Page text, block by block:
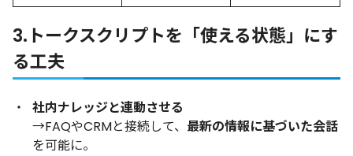
3.トークスクリプトを「使える状態」にす
る工夫
社内ナレッジと連動させる
→FAQやCRMと接続して、 最新の情報に基づいた会話
を可能に。